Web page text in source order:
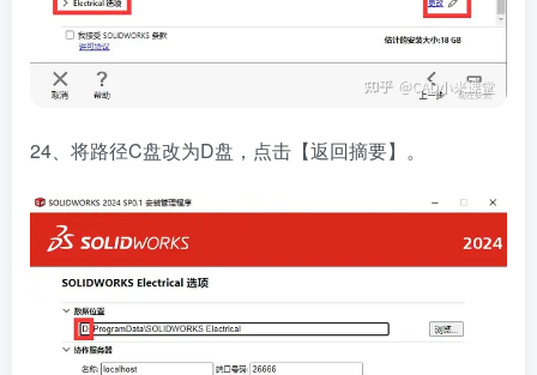
24、将路径C盘改为D盘，点击【返回摘要】。